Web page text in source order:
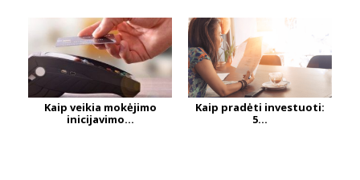
Kaip veikia mokėjimo
inicijavimo...
Kaip pradėti investuoti:
5...